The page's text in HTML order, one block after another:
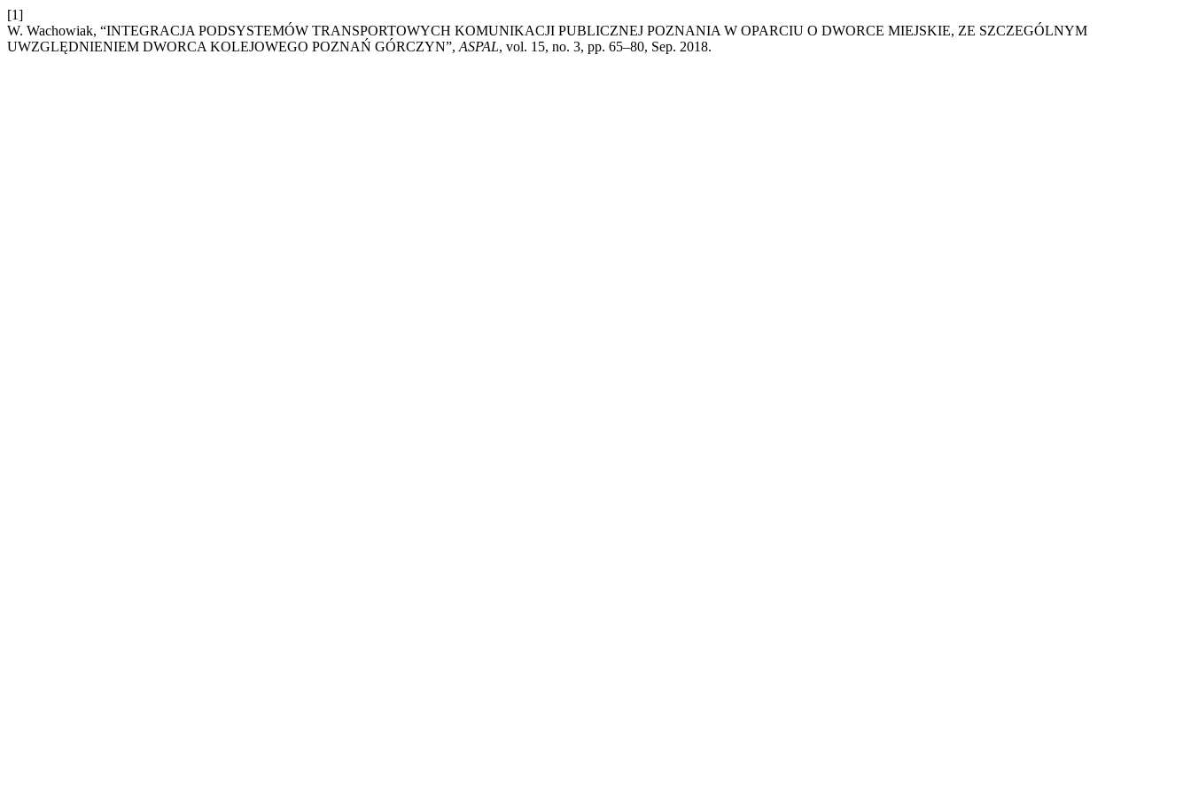
[1]
W. Wachowiak, “INTEGRACJA PODSYSTEMÓW TRANSPORTOWYCH KOMUNIKACJI PUBLICZNEJ POZNANIA W OPARCIU O DWORCE MIEJSKIE, ZE SZCZEGÓLNYM
UWZGLĘDNIENIEM DWORCA KOLEJOWEGO POZNAŃ GÓRCZYN”, ASPAL, vol. 15, no. 3, pp. 65–80, Sep. 2018.